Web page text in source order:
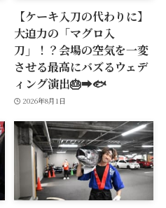
【ケーキ入刀の代わりに】
大迫力の「マグロ入
刀」！？会場の空気を一変
させる最高にバズるウェデ
ィング演出🎂➡️🐟
2026年8月1日